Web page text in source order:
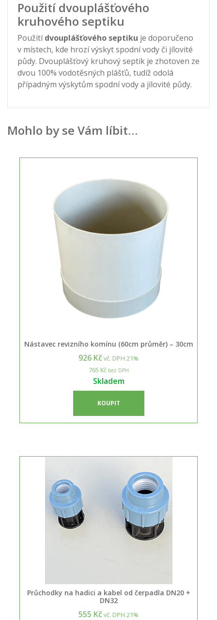
Použití dvouplášťového
kruhového septiku
Použitídvouplášťového septiku je doporučeno
v místech, kde hrozí výskyt spodní vody či jílovité
půdy. Dvouplášťový kruhový septik je zhotoven ze
dvou 100% vodotěsných plášťů, tudíž odolá
případným výskytům spodní vody a jílovité půdy.
Mohlo by se Vám líbit…
Nástavec revizního komínu (60cm průměr) – 30cm
926 Kčvč. DPH 21%
765 Kčbez DPH
Skladem
KOUPIT
Průchodky na hadici a kabel od čerpadla DN20 +
DN32
555 Kčvč. DPH 21%